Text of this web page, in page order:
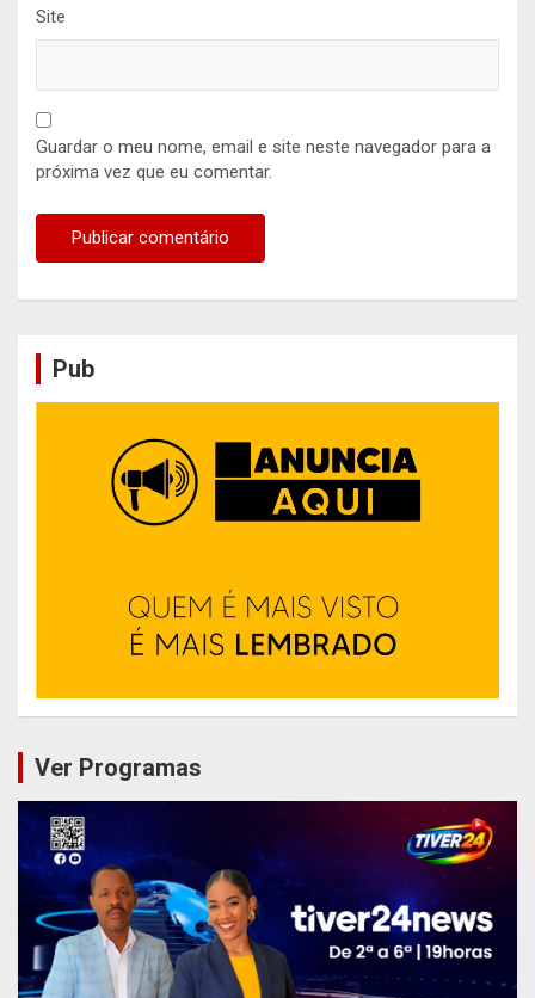
Site
Guardar o meu nome, email e site neste navegador para a
próxima vez que eu comentar.
Pub
Ver Programas